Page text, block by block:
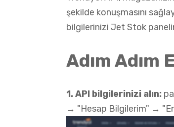
şekilde konuşmasını
bilgilerinizi Jet Stok
Adım Adım
1. API bilgilerinizi alın:
→ "Hesap Bilgilerim" →